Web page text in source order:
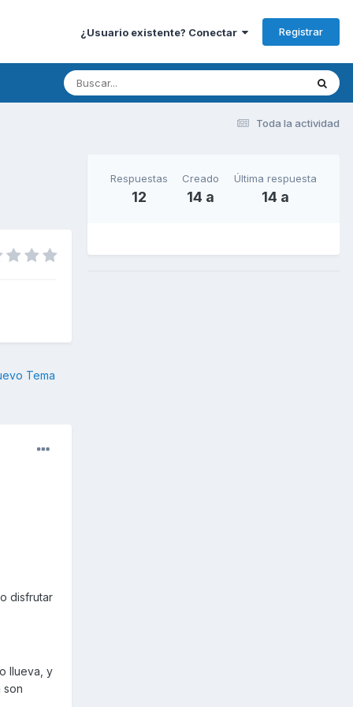
¿Usuario existente? Conectar Registrar
Toda la actividad
Tema
disfrutar
llueva, y
son
Respuestas
12
Creado
14 a
Última respuesta
14 a